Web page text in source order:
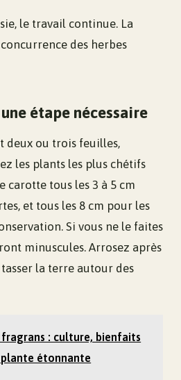
le travail continue. La
des herbes
étape nécessaire
deux ou trois feuilles,
les plants les plus chétifs
carotte tous les 3 à 5 cm
et tous les 8 cm pour les
Si vous ne le faites
minuscules. Arrosez après
la terre autour des
fragrans : culture, bienfaits
étonnante